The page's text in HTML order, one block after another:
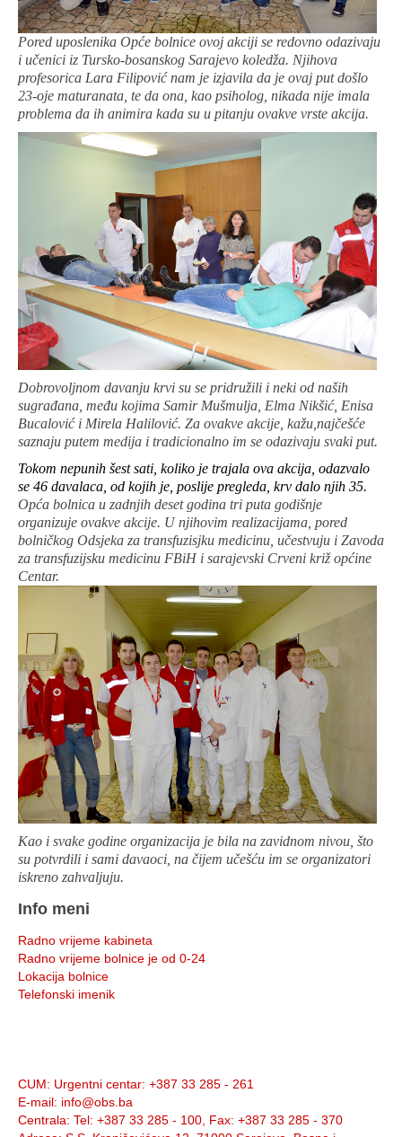
Pored uposlenika Opće bolnice ovoj akciji se redovno odazivaju
i učenici iz Tursko-bosanskog Sarajevo koledža. Njihova
profesorica Lara Filipović nam je izjavila da je ovaj put došlo
23-oje maturanata, te da ona, kao psiholog, nikada nije imala
problema da ih animira kada su u pitanju ovakve vrste akcija.
Dobrovoljnom davanju krvi su se pridružili i neki od naših
sugrađana, među kojima Samir Mušmulja, Elma Nikšić, Enisa
Bucalović i Mirela Halilović. Za ovakve akcije, kažu,najčešće
saznaju putem medija i tradicionalno im se odazivaju svaki put.
Tokom nepunih šest sati, koliko je trajala ova akcija, odazvalo
se 46 davalaca, od kojih je, poslije pregleda, krv dalo njih 35.
Opća bolnica u zadnjih deset godina tri puta godišnje
organizuje ovakve akcije. U njihovim realizacijama, pored
bolničkog Odsjeka za transfuzisjku medicinu, učestvuju i Zavoda
za transfuzijsku medicinu FBiH i sarajevski Crveni križ općine
Centar.
Kao i svake godine organizacija je bila na zavidnom nivou, što
su potvrdili i sami davaoci, na čijem učešću im se organizatori
iskreno zahvaljuju.
Info meni
Radno vrijeme kabineta
Radno vrijeme bolnice je od 0-24
Lokacija bolnice
Telefonski imenik
CUM: Urgentni centar: +387 33 285 - 261
E-mail: info@obs.ba
Centrala: Tel: +387 33 285 - 100, Fax: +387 33 285 - 370